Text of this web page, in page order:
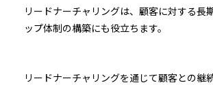
リードナーチャリングは、顧客に対する長
ップ体制の構築にも役立ちます。
リードナーチャリングを通じて顧客との継